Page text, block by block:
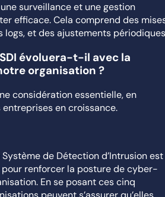
surveillance et une gestion
efficace. Cela comprend des
logs, et des ajustements
évoluera-t-il avec la
organisation ?
considération essentielle, en
en croissance.
de Détection d’Intrusion est
renforcer la posture de cyber-
En se posant ces cinq